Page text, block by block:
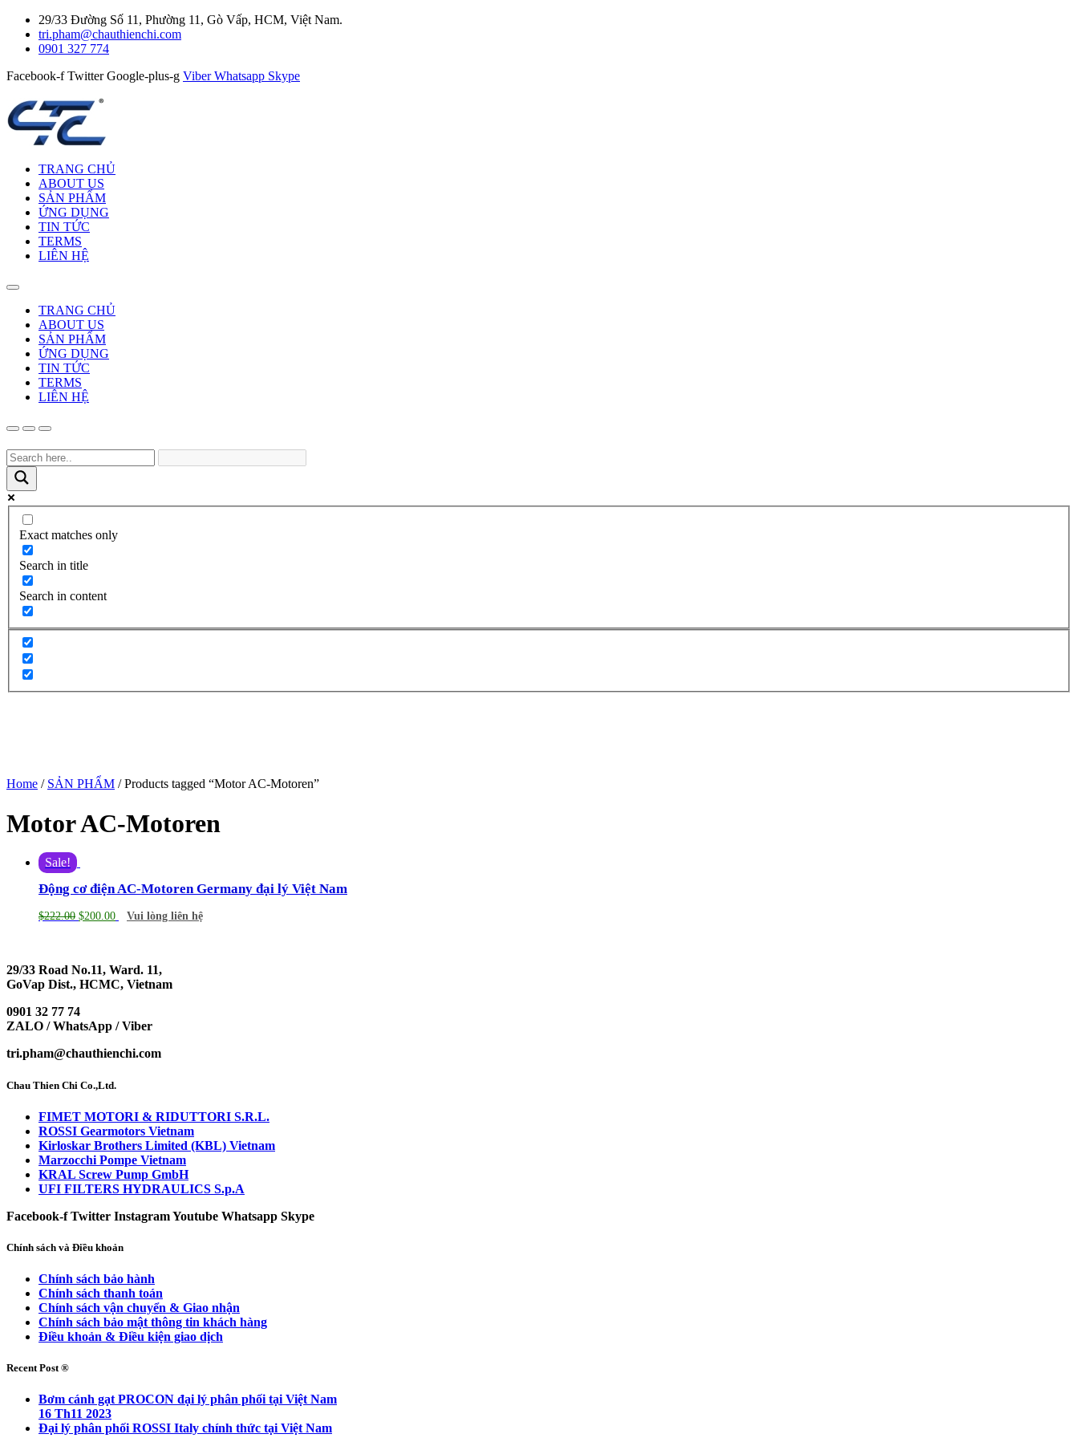
29/33 Đường Số 11, Phường 11, Gò Vấp, HCM, Việt Nam.
tri.pham@chauthienchi.com
0901 327 774
Facebook-f Twitter Google-plus-g Viber Whatsapp Skype
TRANG CHỦ
ABOUT US
SẢN PHẨM
ỨNG DỤNG
TIN TỨC
TERMS
LIÊN HỆ
TRANG CHỦ
ABOUT US
SẢN PHẨM
ỨNG DỤNG
TIN TỨC
TERMS
LIÊN HỆ
Exact matches only
Search in title
Search in content
Home / SẢN PHẨM / Products tagged “Motor AC-Motoren”
Motor AC-Motoren
Sale!
Động cơ điện AC-Motoren Germany đại lý Việt Nam
$222.00 $200.00 Vui lòng liên hệ
29/33 Road No.11, Ward. 11,
GoVap Dist., HCMC, Vietnam
0901 32 77 74
ZALO / WhatsApp / Viber
tri.pham@chauthienchi.com
Chau Thien Chi Co.,Ltd.
FIMET MOTORI & RIDUTTORI S.R.L.
ROSSI Gearmotors Vietnam
Kirloskar Brothers Limited (KBL) Vietnam
Marzocchi Pompe Vietnam
KRAL Screw Pump GmbH
UFI FILTERS HYDRAULICS S.p.A
Facebook-f Twitter InstagramYoutube Whatsapp Skype
Chính sách và Điều khoản
Chính sách bảo hành
Chính sách thanh toán
Chính sách vận chuyển & Giao nhận
Chính sách bảo mật thông tin khách hàng
Điều khoản & Điều kiện giao dịch
Recent Post ®
Bơm cánh gạt PROCON đại lý phân phối tại Việt Nam
16 Th11 2023
Đại lý phân phối ROSSI Italy chính thức tại Việt Nam